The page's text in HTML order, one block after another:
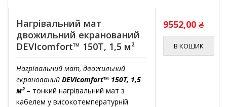
Нагрівальний мат
двожильний екранований
DEVIcomfort™ 150T, 1,5 м²
Нагрівальний мат, двожильний
екранований DEVIcomfort™ 150T, 1,5
м²– тонкий нагрівальний мат з
кабелем у високотемпературній
9552,00₴
В КОШИК